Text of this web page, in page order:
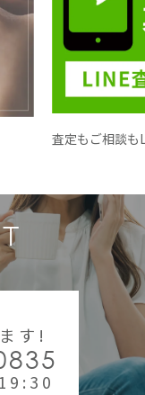
査定もご相談も
す!